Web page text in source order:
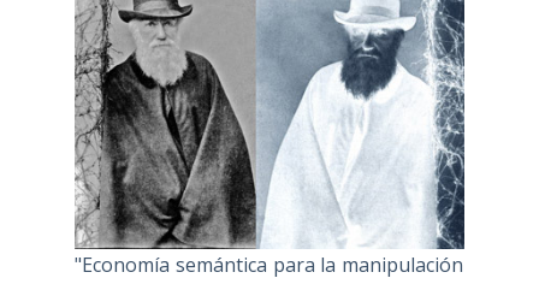
"Economía semántica para la manipulación